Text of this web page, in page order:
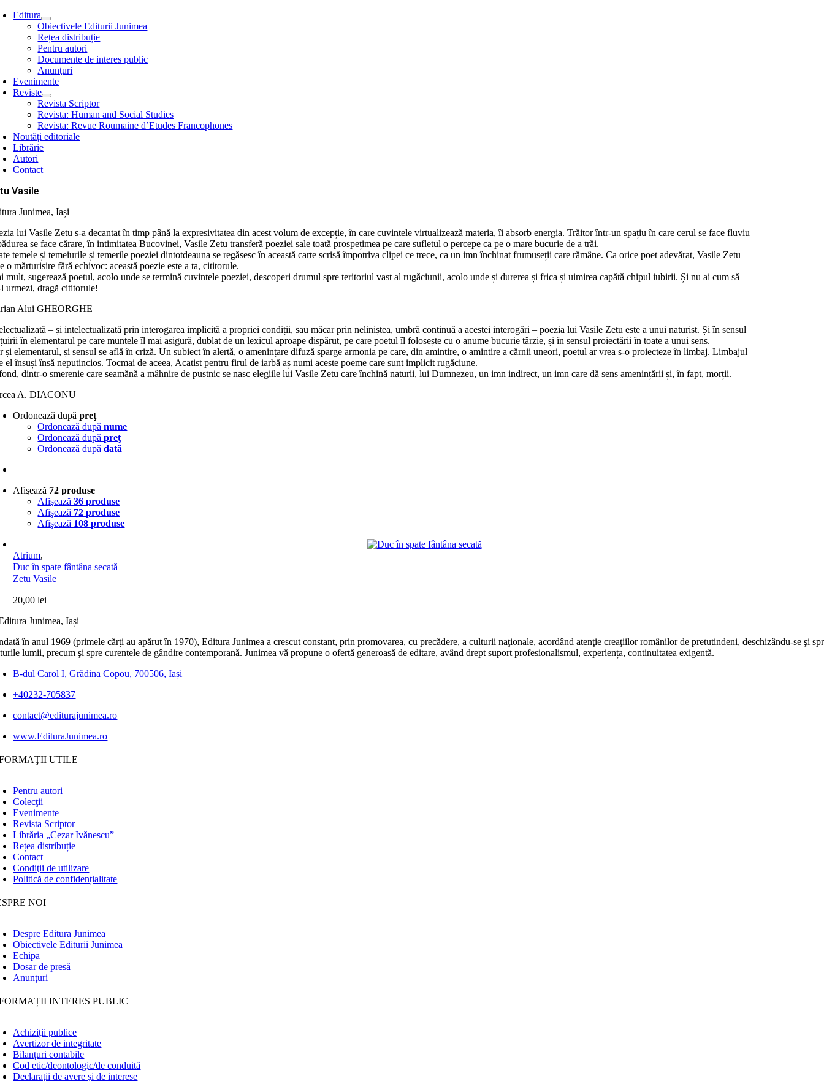
Editura
Obiectivele Editurii Junimea
Rețea distribuție
Pentru autori
Documente de interes public
Anunţuri
Evenimente
Reviste
Revista Scriptor
Revista: Human and Social Studies
Revista: Revue Roumaine d’Etudes Francophones
Noutăți editoriale
Librărie
Autori
Contact
Vasile
Junimea, Iași
lui Vasile Zetu s-a decantat în timp până la expresivitatea din acest volum de excepție, în care cuvintele virtualizează materia, îi absorb energia. Trăitor într-un spațiu în care cerul se face fluviu
se face cărare, în intimitatea Bucovinei, Vasile Zetu transferă poeziei sale toată prospețimea pe care sufletul o percepe ca pe o mare bucurie de a trăi.
temele și temeiurile și temerile poeziei dintotdeauna se regăsesc în această carte scrisă împotriva clipei ce trece, ca un imn închinat frumuseții care rămâne. Ca orice poet adevărat, Vasile Zetu
o mărturisire fără echivoc: această poezie este a ta, cititorule.
mult, sugerează poetul, acolo unde se termină cuvintele poeziei, descoperi drumul spre teritoriul vast al rugăciunii, acolo unde și durerea și frica și uimirea capătă chipul iubirii. Și nu ai cum să
urmezi, dragă cititorule!
Alui GHEORGHE
– și intelectualizată prin interogarea implicită a propriei condiții, sau măcar prin neliniștea, umbră continuă a acestei interogări – poezia lui Vasile Zetu este a unui naturist. Și în sensul
în elementarul pe care muntele îl mai asigură, dublat de un lexicul aproape dispărut, pe care poetul îl folosește cu o anume bucurie târzie, și în sensul proiectării în toate a unui sens.
și elementarul, și sensul se află în criză. Un subiect în alertă, o amenințare difuză sparge armonia pe care, din amintire, o amintire a cărnii uneori, poetul ar vrea s-o proiecteze în limbaj. Limbajul
el însuși însă neputincios. Tocmai de aceea, Acatist pentru firul de iarbă aș numi aceste poeme care sunt implicit rugăciune.
dintr-o smerenie care seamănă a mâhnire de pustnic se nasc elegiile lui Vasile Zetu care închină naturii, lui Dumnezeu, un imn indirect, un imn care dă sens amenințării și, în fapt, morții.
A. DIACONU
Ordonează dupăpreţ
Ordonează dupănume
Ordonează dupăpreţ
Ordonează dupădată
Afişează 72 produse
Afişează36 produse
Afişează 72 produse
Afişează 108 produse
Atrium,
Duc în spate fântâna secată
Zetu Vasile
20,00lei
în anul 1969 (primele cărți au apărut în 1970), Editura Junimea a crescut constant, prin promovarea, cu precădere, a culturii naţionale, acordând atenţie creaţiilor românilor de pretutindeni, deschizându-se şi
lumii, precum şi spre curentele de gândire contemporană. Junimea vă propune o ofertă generoasă de editare, având drept suport profesionalismul, experiența, continuitatea exigentă.
B-dul Carol I, Grădina Copou, 700506, Iași
+40232-705837
contact@editurajunimea.ro
www.EdituraJunimea.ro
UTILE
Pentru autori
Colecţii
Evenimente
Revista Scriptor
Librăria „Cezar Ivănescu”
Rețea distribuție
Contact
Condiţii de utilizare
Politică de confidențialitate
NOI
Despre Editura Junimea
Obiectivele Editurii Junimea
Echipa
Dosar de presă
Anunţuri
INTERES PUBLIC
Achiziții publice
Avertizor de integritate
Bilanțuri contabile
Cod etic/deontologic/de conduită
Declarații de avere și de interese